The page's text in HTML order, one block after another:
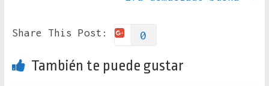
Share This Post: 0
También te puede gustar